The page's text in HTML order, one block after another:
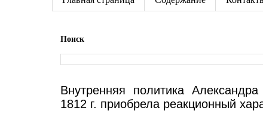
Поиск
Внутренняя политика
1812 г. приобрела реакционный